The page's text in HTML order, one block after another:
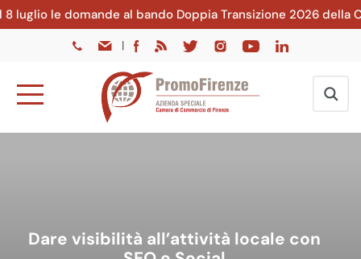
le domande al bando Doppia Transizione 2026 della CCIAA
|
Dare visibilità all’attività locale con